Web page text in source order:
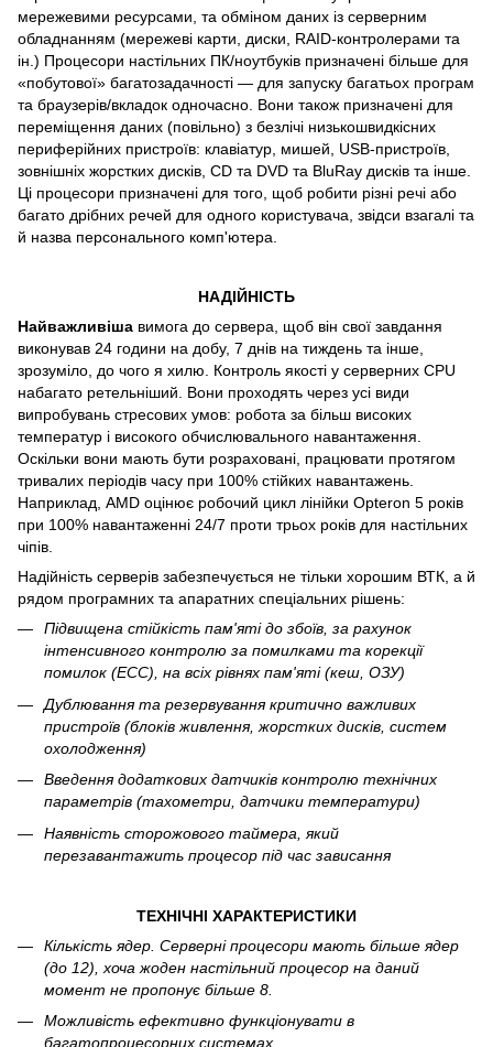
мережевими ресурсами, та обміном даних із серверним
обладнанням (мережеві карти, диски, RAID-контролерами та
ін.) Процесори настільних ПК/ноутбуків призначені більше для
«побутової» багатозадачності — для запуску багатьох програм
та браузерів/вкладок одночасно. Вони також призначені для
переміщення даних (повільно) з безлічі низькошвидкісних
периферійних пристроїв: клавіатур, мишей, USB-пристроїв,
зовнішніх жорстких дисків, CD та DVD та BluRay дисків та інше.
Ці процесори призначені для того, щоб робити різні речі або
багато дрібних речей для одного користувача, звідси взагалі та
й назва персонального комп'ютера.
НАДІЙНІСТЬ
Найважливіша вимога до сервера, щоб він свої завдання
виконував 24 години на добу, 7 днів на тиждень та інше,
зрозуміло, до чого я хилю. Контроль якості у серверних CPU
набагато ретельніший. Вони проходять через усі види
випробувань стресових умов: робота за більш високих
температур і високого обчислювального навантаження.
Оскільки вони мають бути розраховані, працювати протягом
тривалих періодів часу при 100% стійких навантажень.
Наприклад, AMD оцінює робочий цикл лінійки Opteron 5 років
при 100% навантаженні 24/7 проти трьох років для настільних
чіпів.
Надійність серверів забезпечується не тільки хорошим ВТК, а й
рядом програмних та апаратних спеціальних рішень:
Підвищена стійкість пам'яті до збоїв, за рахунок
інтенсивного контролю за помилками та корекції
помилок (ECC), на всіх рівнях пам'яті (кеш, ОЗУ)
Дублювання та резервування критично важливих
пристроїв (блоків живлення, жорстких дисків, систем
охолодження)
Введення додаткових датчиків контролю технічних
параметрів (тахометри, датчики температури)
Наявність сторожового таймера, який
перезавантажить процесор під час зависання
ТЕХНІЧНІ ХАРАКТЕРИСТИКИ
Кількість ядер. Серверні процесори мають більше ядер
(до 12), хоча жоден настільний процесор на даний
момент не пропонує більше 8.
Можливість ефективно функціонувати в
багатопроцесорних системах